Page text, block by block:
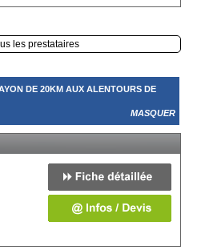
les prestataires
DE 20KM AUX ALENTOURS DE
MASQUER